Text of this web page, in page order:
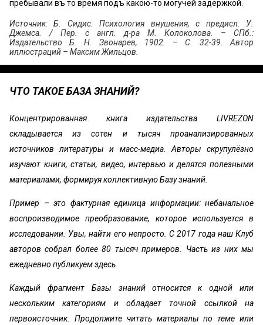
пребывали въ то время подъ какою-то могучей задержкой.
Источник: Б. Сидис. Психология внушения, с предисл. У.
Джемса. / Пер. с англ. д-ра М. Колоколова. – СПб.:
Издательство Б. Н. Звонарев, 1902. – С. 32-39. Автор
иллюстраций – Максим Жильцов.
ЧТО ТАКОЕ БАЗА ЗНАНИЙ?
Концентрированная книга издательства LIVREZON
складывается из сотен и тысяч проанализированных
источников литературы и масс-медиа. Авторы скрупулёзно
изучают книги, статьи, видео, интервью и делятся полезными
материалами, формируя коллективную Базу знаний.
Пример – это фактурная единица информации: небанальное
воспроизводимое преобразование, которое используется в
исследовании. Увы, найти его непросто. С 2017 года наш Клуб
авторов собрал более 80 тысяч примеров. Часть из них мы
ежедневно публикуем здесь.
Каждый фрагмент Базы знаний относится к одной или
нескольким категориям и обладает точной ссылкой на
первоисточник. Продолжите читать материалы по теме или